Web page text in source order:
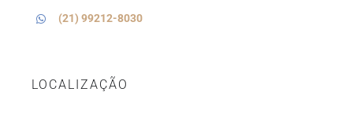
(21) 99212-8030
LOCALIZAÇÃO